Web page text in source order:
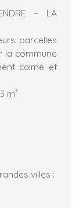
– LA
parcelles
la commune
calme et
m²
villes :